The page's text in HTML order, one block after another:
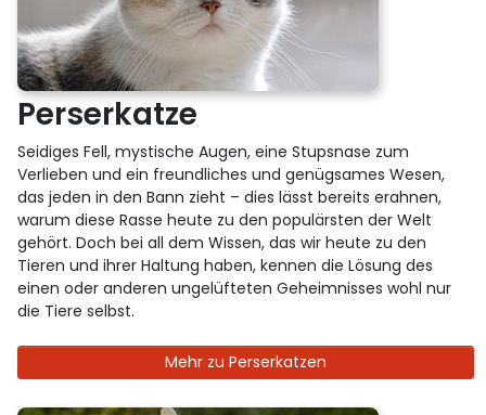
Perserkatze
Seidiges Fell, mystische Augen, eine Stupsnase zum
Verlieben und ein freundliches und genügsames Wesen,
das jeden in den Bann zieht – dies lässt bereits erahnen,
warum diese Rasse heute zu den populärsten der Welt
gehört. Doch bei all dem Wissen, das wir heute zu den
Tieren und ihrer Haltung haben, kennen die Lösung des
einen oder anderen ungelüfteten Geheimnisses wohl nur
die Tiere selbst.
Mehr zu Perserkatzen